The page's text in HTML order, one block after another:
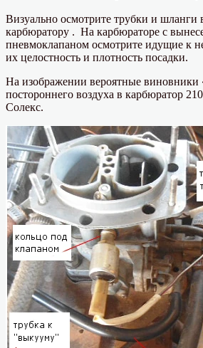
Визуально осмотрите трубки и шланги
карбюратору . На карбюраторе с
пневмоклапаном осмотрите идущие к
их целостность и плотность посадки.
На изображении вероятные виновники
постороннего воздуха в карбюратор
Солекс.